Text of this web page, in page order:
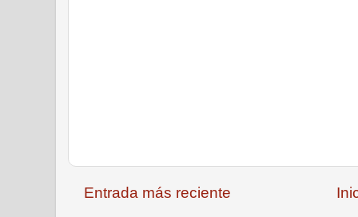
Entrada más reciente